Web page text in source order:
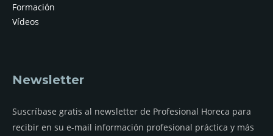
Formación
Vídeos
Newsletter
Suscríbase gratis al newsletter de Profesional Horeca para
recibir en su e-mail información profesional práctica y más